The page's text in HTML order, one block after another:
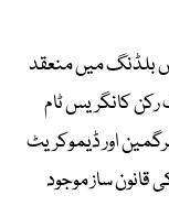
بلڈنگ میں منعقد
کانگریس ٹام
اور ڈیموکریٹ
ساز موجود